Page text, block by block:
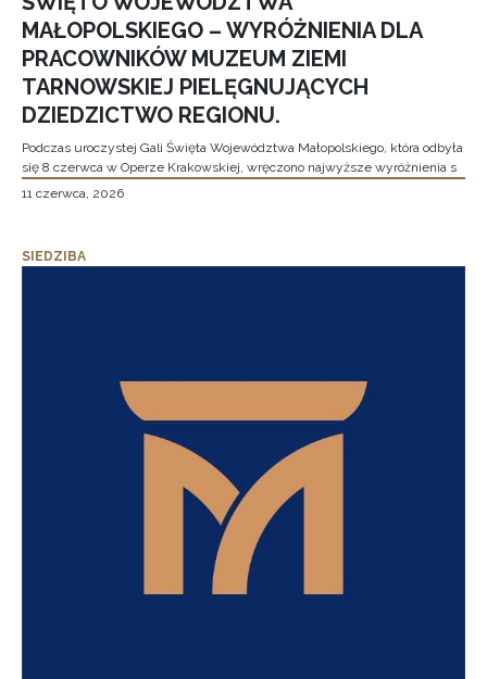
MAŁOPOLSKIEGO – WYRÓŻNIENIA DLA
PRACOWNIKÓW MUZEUM ZIEMI
TARNOWSKIEJ PIELĘGNUJĄCYCH
DZIEDZICTWO REGIONU.
Podczas uroczystej Gali Święta Województwa Małopolskiego, która odbyła
się 8 czerwca w Operze Krakowskiej, wręczono najwyższe wyróżnienia s
11 czerwca, 2026
SIEDZIBA